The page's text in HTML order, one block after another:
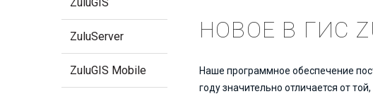
ZuluServer
ZuluGIS Mobile
НОВОЕ В ГИС
Наше программное обеспечение
году значительно отличается от